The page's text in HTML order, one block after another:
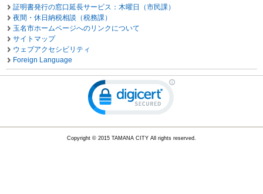
証明書発行の窓口延長サービス：木曜日（市民課）
夜間・休日納税相談（税務課）
玉名市ホームページへのリンクについて
サイトマップ
ウェブアクセシビリティ
Foreign Language
Copyright © 2015 TAMANA CITY All rights reserved.